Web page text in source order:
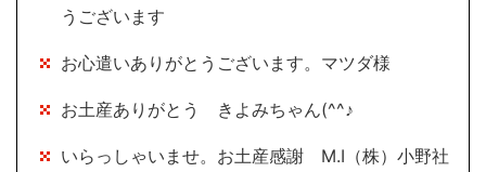
うございます
お心遣いありがとうございます。マツダ様
お土産ありがとう きよみちゃん(^^♪
いらっしゃいませ。お土産感謝 M.I（株）小野社